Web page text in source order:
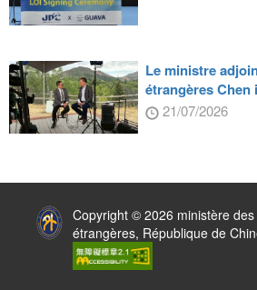
Le ministre
étrangères Chen
21/07/2026
Copyright © 2026 ministère des
étrangères, République de